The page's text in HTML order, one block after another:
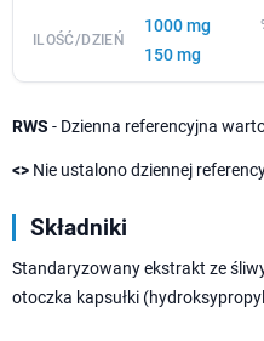
1000 mg
150 mg
RWS - Dzienna referencyjna
<> Nie ustalono dziennej
Składniki
Standaryzowany ekstrakt ze
otoczka kapsułki